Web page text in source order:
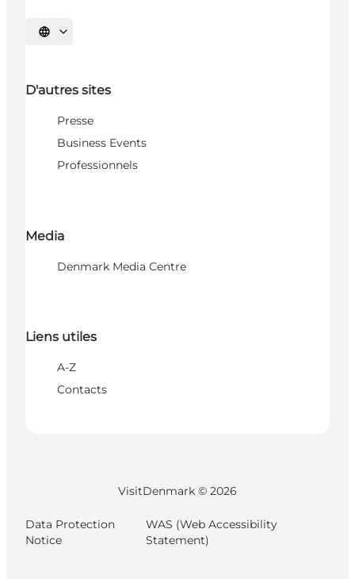
Choisissez la langue
D'autres sites
Presse
Business Events
Professionnels
Media
Denmark Media Centre
Liens utiles
A-Z
Contacts
VisitDenmark © 2026
Data Protection
Notice
WAS (Web Accessibility
Statement)